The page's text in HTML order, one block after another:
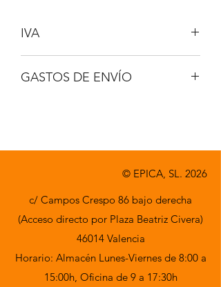
IVA
GASTOS DE ENVÍO
© EPICA, SL. 2026
c/ Campos Crespo 86 bajo derecha
(Acceso directo por Plaza Beatriz Civera)
46014 Valencia
Horario: Almacén Lunes-Viernes de 8:00 a
15:00h, Oficina de 9 a 17:30h